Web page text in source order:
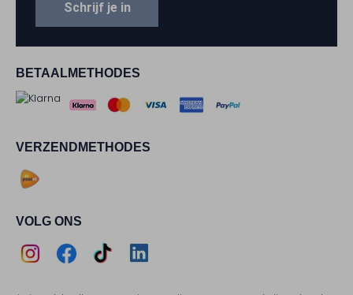
BETAALMETHODES
VERZENDMETHODES
VOLG ONS
Schrijf je in